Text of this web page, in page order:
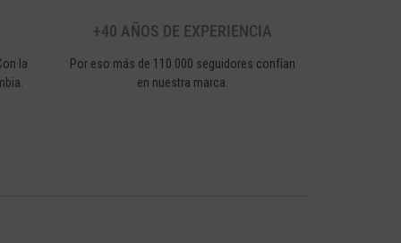
la
+40 AÑOS DE EXPERIENCIA
Por eso más de 110.000 seguidores confían
en nuestra marca.